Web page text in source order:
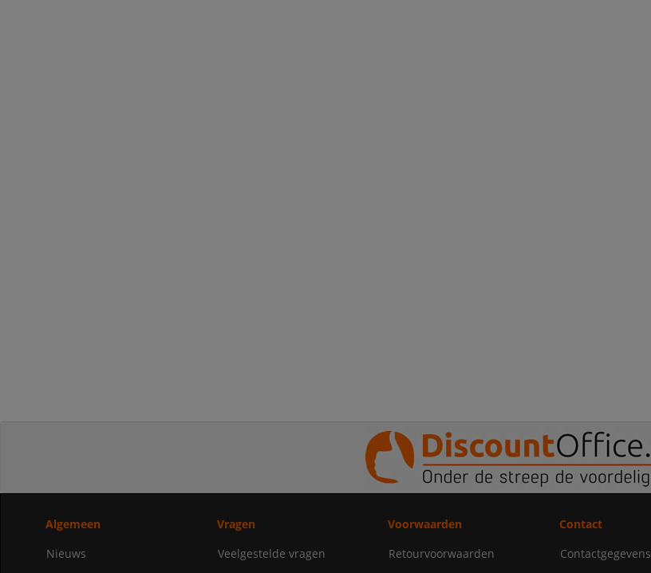
Algemeen
Nieuws
Vragen
Veelgestelde vragen
Voorwaarden
Retourvoorwaarden
Contact
Contactgegevens